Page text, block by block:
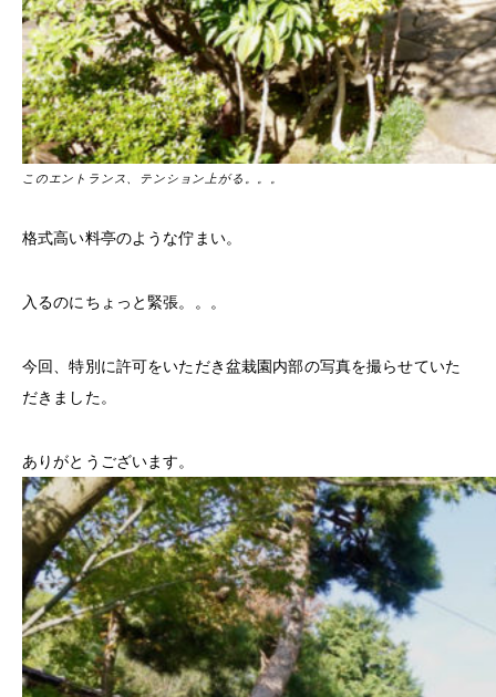
このエントランス、テンション上がる。。。
格式高い料亭のような佇まい。
入るのにちょっと緊張。。。
今回、特別に許可をいただき盆栽園内部の写真を撮らせていた
だきました。
ありがとうございます。